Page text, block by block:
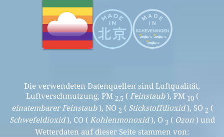
Die verwendeten Datenquellen sind Luftqualität,
Luftverschmutzung, PM 2,5 ( Feinstaub), PM 10(
einatembarer Feinstaub), NO 2 ( Stickstoffdioxid), SO 2 (
Schwefeldioxid), CO ( Kohlenmonoxid), O 3 ( Ozon) und
Wetterdaten auf dieser Seite stammen von: